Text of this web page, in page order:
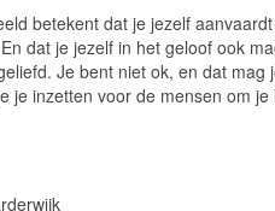
betekent dat je jezelf
dat je jezelf in het geloof ook
Je bent niet ok, en dat mag
je inzetten voor de mensen om je